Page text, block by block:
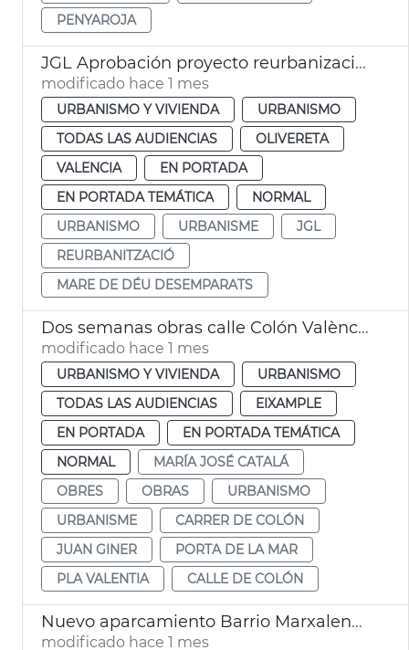
PENYAROJA
JGL Aprobación proyecto reurbanización barrio Mare de Déu Desemparats
modificado hace 1 mes
URBANISMO Y VIVIENDA
URBANISMO
TODAS LAS AUDIENCIAS
OLIVERETA
VALENCIA
EN PORTADA
EN PORTADA TEMÁTICA
NORMAL
URBANISMO
URBANISME
JGL
REURBANITZACIÓ
MARE DE DÉU DESEMPARATS
Dos semanas obras calle Colón València
modificado hace 1 mes
URBANISMO Y VIVIENDA
URBANISMO
TODAS LAS AUDIENCIAS
EIXAMPLE
EN PORTADA
EN PORTADA TEMÁTICA
NORMAL
MARÍA JOSÉ CATALÁ
OBRES
OBRAS
URBANISMO
URBANISME
CARRER DE COLÓN
JUAN GINER
PORTA DE LA MAR
PLA VALENTIA
CALLE DE COLÓN
Nuevo aparcamiento Barrio Marxalenes València
modificado hace 1 mes